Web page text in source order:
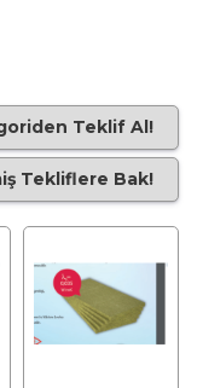
Teklif Al!
Tekliflere Bak!